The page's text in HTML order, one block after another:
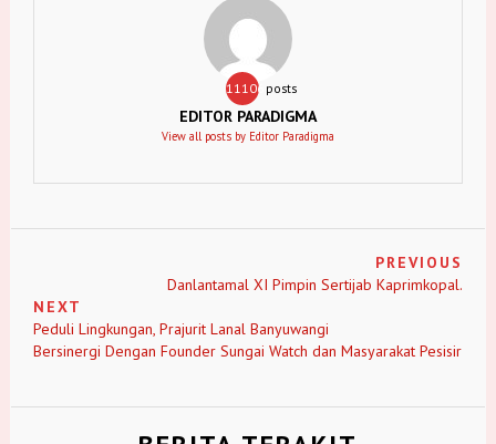
11106 posts
EDITOR PARADIGMA
View all posts by Editor Paradigma
PREVIOUS
Danlantamal XI Pimpin Sertijab Kaprimkopal.
NEXT
Peduli Lingkungan, Prajurit Lanal Banyuwangi
Bersinergi Dengan Founder Sungai Watch dan Masyarakat Pesisir